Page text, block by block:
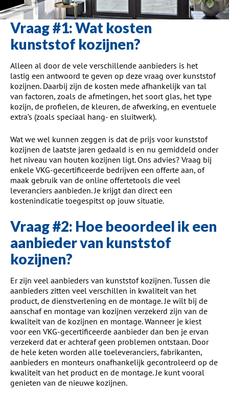
Vraag #1: Wat kosten
kunststof kozijnen?
Alleen al door de vele verschillende aanbieders is het
lastig een antwoord te geven op deze vraag over kunststof
kozijnen. Daarbij zijn de kosten mede afhankelijk van tal
van factoren, zoals de afmetingen, het soort glas, het type
kozijn, de profielen, de kleuren, de afwerking, en eventuele
extra’s (zoals speciaal hang- en sluitwerk).
Wat we wel kunnen zeggen is dat de prijs voor kunststof
kozijnen de laatste jaren gedaald is en nu gemiddeld onder
het niveau van houten kozijnen ligt. Ons advies? Vraag bij
enkele VKG-gecertificeerde bedrijven een offerte aan, of
maak gebruik van de online offertetools die veel
leveranciers aanbieden. Je krijgt dan direct een
kostenindicatie toegespitst op jouw situatie.
Vraag #2: Hoe beoordeel ik een
aanbieder van kunststof
kozijnen?
Er zijn veel aanbieders van kunststof kozijnen. Tussen die
aanbieders zitten veel verschillen in kwaliteit van het
product, de dienstverlening en de montage. Je wilt bij de
aanschaf en montage van kozijnen verzekerd zijn van de
kwaliteit van de kozijnen en montage. Wanneer je kiest
voor een VKG-gecertificeerde aanbieder dan ben je ervan
verzekerd dat er achteraf geen problemen ontstaan. Door
de hele keten worden alle toeleveranciers, fabrikanten,
aanbieders en monteurs onafhankelijk gecontroleerd op de
kwaliteit van het product en de montage. Je kunt vooral
genieten van de nieuwe kozijnen.